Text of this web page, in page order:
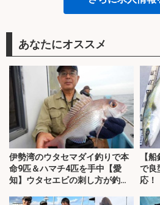
あなたにオススメ
伊勢湾のウタセマダイ釣りで本
命9匹＆ハマチ4匹を手中【愛
知】ウタセエビの刺し方が釣果
【
で良
応！